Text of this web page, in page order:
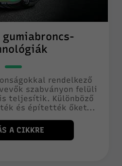
rendelkező
szabványon felüli
teljesítik. Különböző
és építették őket...
A CIKKRE